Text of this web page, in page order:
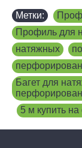
Метки:
Профиль для
натяжных
Багет для
5 м купить